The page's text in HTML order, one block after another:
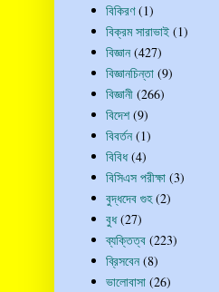
বিকিরণ (1)
বিক্রম সারাভাই (1)
বিজ্ঞান (427)
বিজ্ঞানচিন্তা (9)
বিজ্ঞানী (266)
বিদেশ (9)
বিবর্তন (1)
বিবিধ (4)
বিসিএস পরীক্ষা (3)
বুদ্ধদেব গুহ (2)
বুধ (27)
ব্যক্তিত্ব (223)
ব্রিসবেন (8)
ভালোবাসা (26)